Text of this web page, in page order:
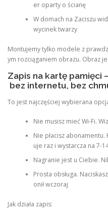
er oparty o ścianę
W domach na Zaciszu
wycinek twarzy
Montujemy tylko modele z
ym rozciąganiem obrazu. Obraz
Zapis na kartę pamięci –
bez internetu, bez
To jest najczęściej wybierana
Nie musisz mieć Wi-Fi.
Nie płacisz abonamentu.
uje raz i wystarcza na 7-
Nagranie jest u Ciebie.
Prosta obsługa.
onił wczoraj
Jak działa zapis: